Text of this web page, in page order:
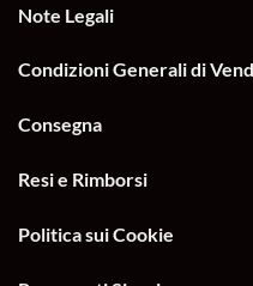
Note Legali
Condizioni Generali di
Consegna
Resi e Rimborsi
Politica sui Cookie